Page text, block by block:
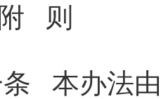
则
本办法